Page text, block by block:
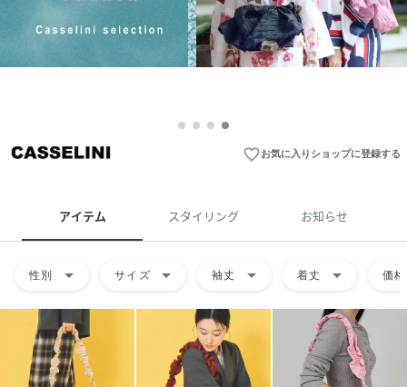
favorite_borderお気に入りショップに登録する
アイテム スタイリング お知らせ
性別 arrow_drop_down サイズ arrow_drop_down 袖丈 arrow_drop_down 着丈 arrow_drop_down 価格